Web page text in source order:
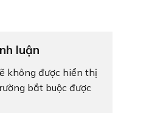
luận
không được hiển thị
bắt buộc được